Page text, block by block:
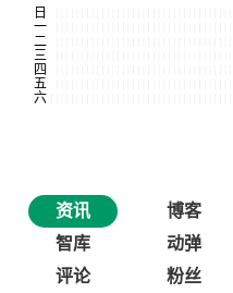
资讯 博客
智库
动弹
评论
粉丝